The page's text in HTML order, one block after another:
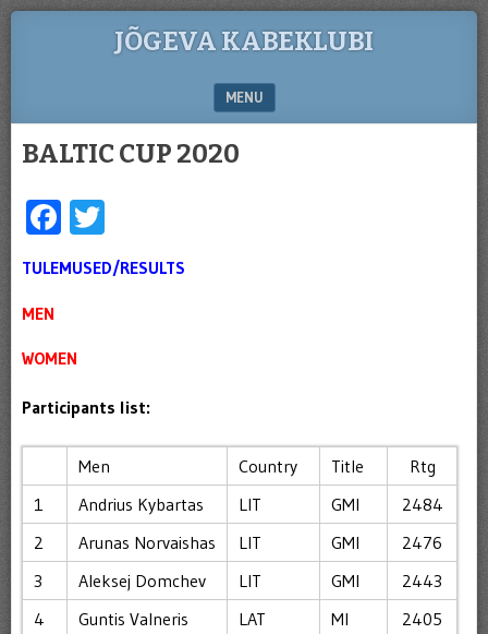
JÕGEVA KABEKLUBI
MENU
BALTIC CUP 2020
Facebook
TULEMUSED/RESULTS
MEN
WOMEN
Participants list:
Men Country Title
Rtg
1
Andrius Kybartas LIT GMI
2484
2
Arunas Norvaishas LIT GMI
2476
3
Aleksej Domchev LIT GMI
2443
4
Guntis Valneris LAT MI
2405